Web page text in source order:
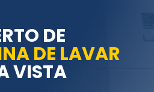
DE
DE LAVAR
VISTA